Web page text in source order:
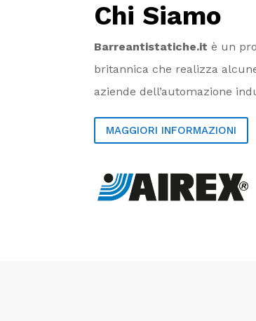
Chi Siamo
Barreantistatiche.itè un
britannica che realizza
aziende dell’automazione
MAGGIORI INFORMAZIONI